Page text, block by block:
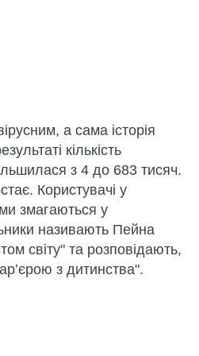
а сама історія
кількість
з 4 до 683 тисяч.
Користувачі у
змагаються у
називають Пейна
світу" та розповідають,
з дитинства".